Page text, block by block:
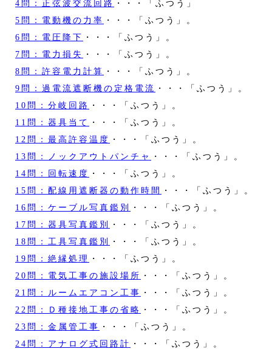
4問：正弦波交流回路
・・・「ふつう」
5問：電動機の力率 ・・・「ふつう」。
6問：電圧降下 ・・・「ふつう」。
7問：電力損失
・・・「ふつう」。
8問：許容電力計算 ・・・「ふつう」。
9問：過電流遮断機の定格電流 ・・・「ふつう」。
10問：分岐回路
・・・「ふつう」。
11問：器具当て
・・・「ふつう」。
12問：最高許容温度 ・・・「ふつう」。
13問：ノックアウトパンチャ
・・・「ふつう」。
14問：回転速度 ・・・「ふつう」。
15問：配線用遮断器の動作時間
・・・「ふつう」。
16問：ケーブル写真鑑別
・・・「ふつう」。
17問：器具写真鑑別
・・・「ふつう」。
18問：工具写真鑑別
・・・「ふつう」。
19問：絶縁処理
・・・「ふつう」。
20問：電気工事の施設場所 ・・・「ふつう」。
21問：ルームエアコン工事 ・・・「ふつう」。
22問：Ｄ種接地工事の省略 ・・・「ふつう」。
23問：金属管工事 ・・・「ふつう」。
24問：アナログ式回路計 ・・・「ふつう」。